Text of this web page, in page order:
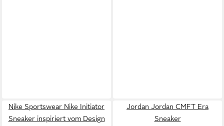
Nike Sportswear Nike Initiator
Sneaker inspiriert vom Design
Jordan Jordan CMFT Era
Sneaker